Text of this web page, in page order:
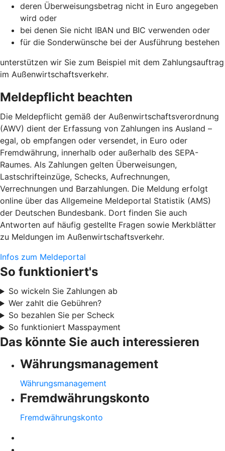
deren Überweisungsbetrag nicht in Euro angegeben
wird oder
bei denen Sie nicht IBAN und BIC verwenden oder
für die Sonderwünsche bei der Ausführung bestehen
unterstützen wir Sie zum Beispiel mit dem Zahlungsauftrag
im Außenwirtschaftsverkehr.
Meldepflicht beachten
Die Meldepflicht gemäß der Außenwirtschaftsverordnung
(AWV) dient der Erfassung von Zahlungen ins Ausland –
egal, ob empfangen oder versendet, in Euro oder
Fremdwährung, innerhalb oder außerhalb des SEPA-
Raumes. Als Zahlungen gelten Überweisungen,
Lastschrifteinzüge, Schecks, Aufrechnungen,
Verrechnungen und Barzahlungen. Die Meldung erfolgt
online über das Allgemeine Meldeportal Statistik (AMS)
der Deutschen Bundesbank. Dort finden Sie auch
Antworten auf häufig gestellte Fragen sowie Merkblätter
zu Meldungen im Außenwirtschaftsverkehr.
Infos zum Meldeportal
So funktioniert's
So wickeln Sie Zahlungen ab
Wer zahlt die Gebühren?
So bezahlen Sie per Scheck
So funktioniert Masspayment
Das könnte Sie auch interessieren
Währungsmanagement
Währungsmanagement
Fremdwährungskonto
Fremdwährungskonto